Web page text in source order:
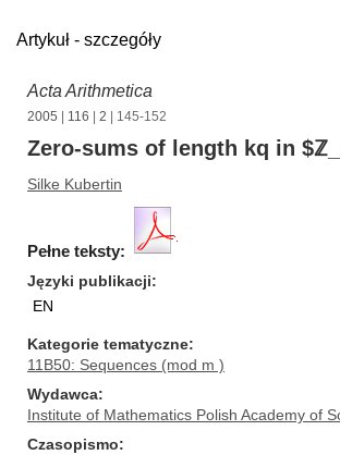
Artykuł - szczegóły
Acta Arithmetica
2005 116 2 | 145-152
Zero-sums of length kq in
Silke Kubertin
Pełne teksty:
Języki publikacji
EN
Kategorie tematyczne
11B50: Sequences (mod m )
Wydawca
Institute of Mathematics Polish Academy of
Czasopismo